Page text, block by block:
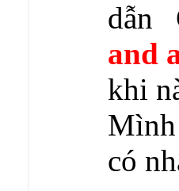
and
khi
có